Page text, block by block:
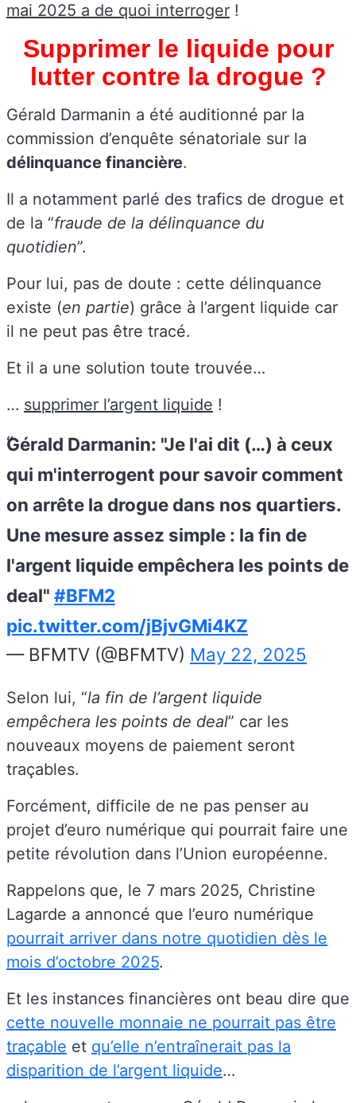
mai 2025 a de quoi interroger !
Supprimer le liquide pour
lutter contre la drogue ?
Gérald Darmanin a été auditionné par la
commission d’enquête sénatoriale sur la
délinquance financière.
Il a notamment parlé des trafics de drogue et
de la “fraude de la délinquance du
quotidien”.
Pour lui, pas de doute : cette délinquance
existe (en partie) grâce à l’argent liquide car
il ne peut pas être tracé.
Et il a une solution toute trouvée…
… supprimer l’argent liquide !
Gérald Darmanin: "Je l'ai dit (…) à ceux
qui m'interrogent pour savoir comment
on arrête la drogue dans nos quartiers.
Une mesure assez simple : la fin de
l'argent liquide empêchera les points de
deal" #BFM2
pic.twitter.com/jBjvGMi4KZ
— BFMTV (@BFMTV) May 22, 2025
Selon lui, “la fin de l’argent liquide
empêchera les points de deal” car les
nouveaux moyens de paiement seront
traçables.
Forcément, difficile de ne pas penser au
projet d’euro numérique qui pourrait faire une
petite révolution dans l’Union européenne.
Rappelons que, le 7 mars 2025, Christine
Lagarde a annoncé que l’euro numérique
pourrait arriver dans notre quotidien dès le
mois d’octobre 2025.
Et les instances financières ont beau dire que
cette nouvelle monnaie ne pourrait pas être
traçable et qu’elle n’entraînerait pas la
disparition de l’argent liquide…